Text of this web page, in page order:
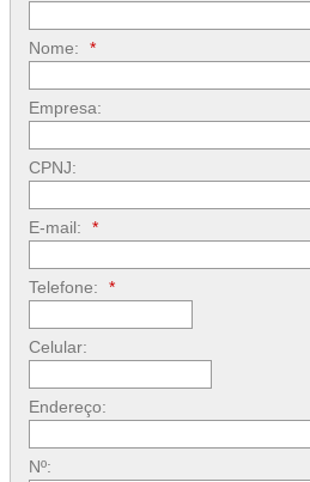
Nome: *
Empresa:
CPNJ:
E-mail: *
Telefone: *
Celular:
Endereço:
Nº: